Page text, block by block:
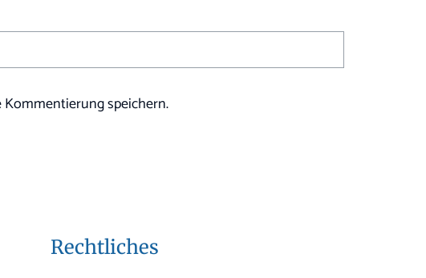
speichern.
Rechtliches